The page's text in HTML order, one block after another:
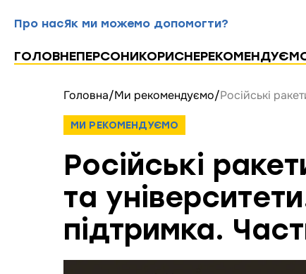
Про насЯк ми можемо допомогти?
ГОЛОВНЕПЕРСОНИКОРИСНЕ
Головна/Ми рекомендуємо/Російські
МИ РЕКОМЕНДУЄМО
Російські
та
підтримка.